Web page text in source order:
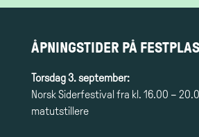
ÅPNINGSTIDER PÅ
Torsdag 3. september:
Norsk Siderfestival fra kl. 16.00 –
matutstillere